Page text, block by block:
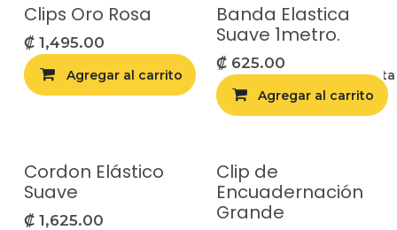
Clips Oro Rosa
₡ 1,495.00
Agregar al carrito Agregar a la
Banda Elastica
Suave 1metro.
₡ 625.00
Agregar al carrito
Cordon Elástico
Suave
₡ 1,625.00
Clip de
Encuadernación
Grande